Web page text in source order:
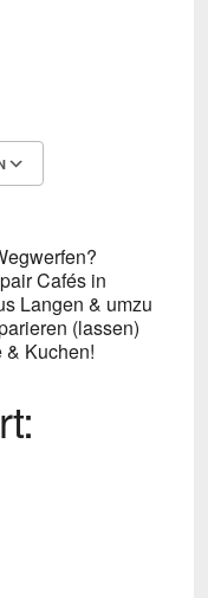
Cafés in
Langen & umzu
(lassen)
& Kuchen!